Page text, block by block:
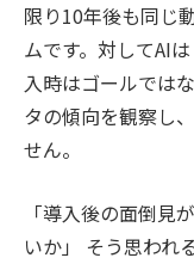
限り10年後も同じ
ムです。対してAI
入時はゴールでは
タの傾向を観察し
せん。
「導入後の面倒見
いか」 そう思われ